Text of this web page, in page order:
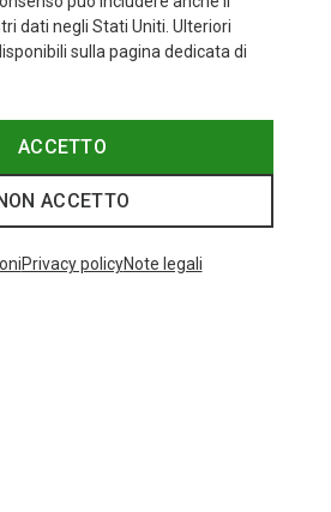
dati negli Stati Uniti. Ulteriori
sulla pagina dedicata di
ACCETTO
ACCETTO
Privacy policyNote legali